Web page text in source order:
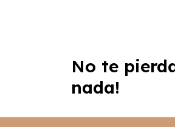
No te
nada!